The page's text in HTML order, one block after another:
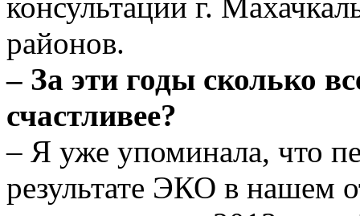
районов.
– За эти годы сколько
счастливее?
– Я уже упоминала, что
результате ЭКО в нашем